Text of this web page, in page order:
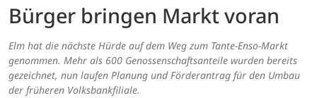
Bürger bringen Markt voran
Elm hat die nächste Hürde auf dem Weg zum Tante-Enso-Markt
genommen. Mehr als 600 Genossenschaftsanteile wurden bereits
gezeichnet, nun laufen Planung und Förderantrag für den Umbau
der früheren Volksbankfiliale.